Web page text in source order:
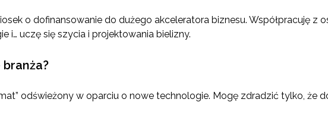
o dofinansowanie do dużego akceleratora biznesu. Współpracuję z
i… uczę się szycia i projektowania bielizny.
odświeżony w oparciu o nowe technologie. Mogę zdradzić tylko, że